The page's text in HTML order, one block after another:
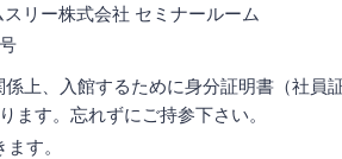
リー株式会社 セミナールーム
上、入館するために身分証明書（社員
ます。忘れずにご持参下さい。
す。